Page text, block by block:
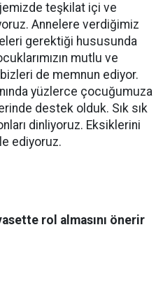
teşkilat içi ve
Annelere verdiğimiz
gerektiği hususunda
mutlu ve
de memnun ediyor.
yüzlerce çocuğumuza
destek olduk. Sık sık
dinliyoruz. Eksiklerini
ediyoruz.
rol almasını önerir